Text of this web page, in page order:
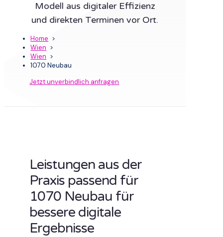
Modell aus digitaler Effizienz
und direkten Terminen vor Ort.
Home >
Wien >
Wien >
1070 Neubau
Jetzt unverbindlich anfragen
Leistungen aus der
Praxis passend für
1070 Neubau für
bessere digitale
Ergebnisse